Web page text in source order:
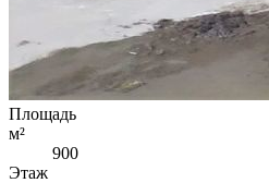
Площадь
м²
900
Этаж